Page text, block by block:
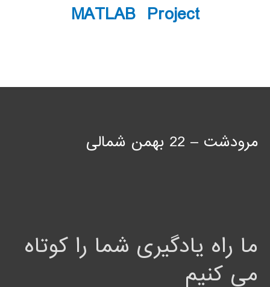
MATLAB Project
مرودشت – 22 بهمن شمالی
ما راه یادگیری شما را کوتاه
می کنیم